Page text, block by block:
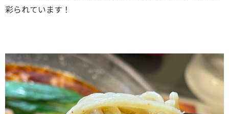
彩られています！